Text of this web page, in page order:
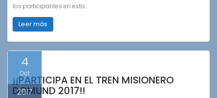
los participantes en esta…
Leer más
4
Oct
2017
¡¡PARTICIPA EN EL TREN MISIONERO
DOMUND 2017!!